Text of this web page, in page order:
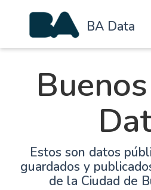
BA Data
Estos son datos
guardados y
de la Ciudad de